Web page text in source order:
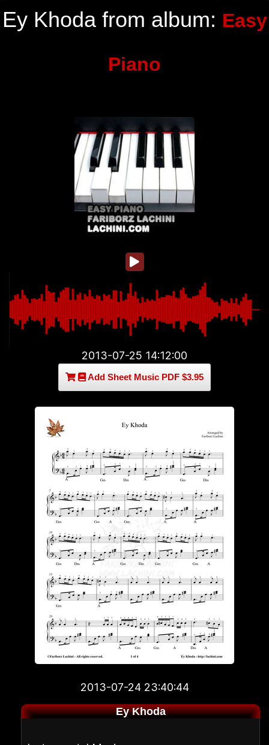
Ey Khoda from album: Easy
Piano
2013-07-25 14:12:00
Add Sheet Music PDF $3.95
2013-07-24 23:40:44
Ey Khoda